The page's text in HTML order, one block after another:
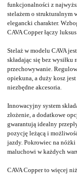
funkcjonalności z
stelażem o strukturalnym
elegancki charakter.
CAVA Copper łączy
Stelaż w modelu CAVA
składając się bez wysiłku
przechowywanie.
opiekuna, a duży kosz
niezbędne akcesoria.
Innowacyjny system
złożenie, a dodatkowe
gwarantują idealny
pozycję leżącą i
jazdy. Pokrowiec na
maluchowi w każdych
CAVA Copper to więcej